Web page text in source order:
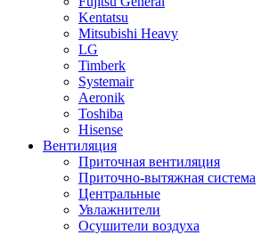
Kentatsu
Mitsubishi Heavy
LG
Timberk
Systemair
Aeronik
Toshiba
Hisense
Вентиляция
Приточная вентиляция
Приточно-вытяжная система
Центральные
Увлажнители
Осушители воздуха